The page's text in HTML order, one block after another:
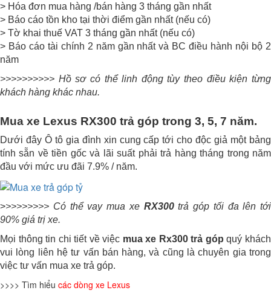
> Hóa đơn mua hàng /bán hàng 3 tháng gần nhất
> Báo cáo tồn kho tại thời điểm gần nhất (nếu có)
> Tờ khai thuế VAT 3 tháng gần nhất (nếu có)
> Báo cáo tài chính 2 năm gần nhất và BC điều hành nội bộ 2
năm
>>>>>>>>>> Hồ sơ có thể linh động tùy theo điều kiện từng
khách hàng khác nhau.
Mua xe Lexus RX300 trả góp trong 3, 5, 7 năm.
Dưới đây Ô tô gia đình xin cung cấp tới cho độc giả một bảng
tính sẵn về tiền gốc và lãi suất phải trả hàng tháng trong năm
đầu với mức ưu đãi 7.9% / năm.
>>>>>>>>> Có thể vay mua xe RX300trả góp tối đa lên tới
90% giá trị xe.
Mọi thông tin chi tiết về việc mua xe Rx300 trả góp quý khách
vui lòng liên hệ tư vấn bán hàng, và cũng là chuyên gia trong
việc tư vấn mua xe trả góp.
>>>> Tìm hiểu các dòng xe Lexus